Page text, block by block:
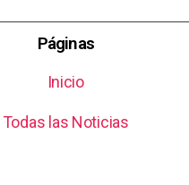
Páginas
Inicio
Todas las Noticias